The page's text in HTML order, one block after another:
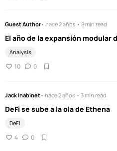
Guest Author• hace 2 años • 8 min read
El año de la expansión modular
Analysis
10 0
Jack Inabinet• hace 2 años • 3 min read
DeFi se sube a la ola de Ethena
DeFi
4 0